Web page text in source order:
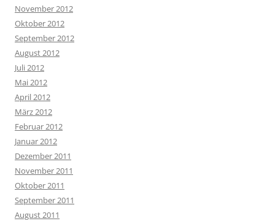
November 2012
Oktober 2012
September 2012
August 2012
Juli 2012
Mai 2012
April 2012
März 2012
Februar 2012
Januar 2012
Dezember 2011
November 2011
Oktober 2011
September 2011
August 2011